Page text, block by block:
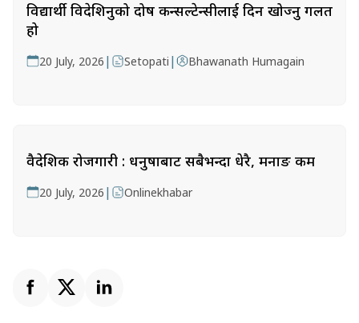
विद्यार्थी विदेशिनुको दोष कन्सल्टेन्सीलाई दिन खोज्नु गलत
हो
20 July, 2026 | Setopati | Bhawanath Humagain
वैदेशिक रोजगारी : धनुषाबाट सबैभन्दा धेरै, मनाङ कम
20 July, 2026 | Onlinekhabar